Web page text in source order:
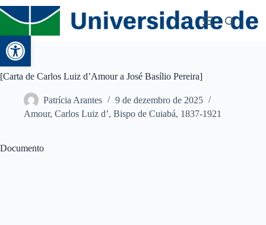
Abrir a barra de ferramentas
[Carta de Carlos Luiz d’Amour a José Basílio Pereira]
Patrícia Arantes
9 de dezembro de 2025
Amour, Carlos Luiz d’, Bispo de Cuiabá, 1837-1921
Documento